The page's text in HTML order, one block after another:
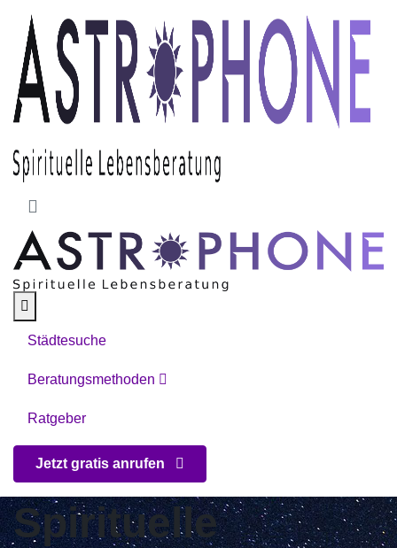
Skip to main content
Städtesuche
Beratungsmethoden
Ratgeber
Jetzt gratis anrufen
Spirituelle